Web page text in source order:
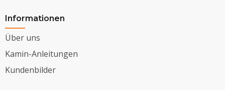
Informationen
Über uns
Kamin-Anleitungen
Kundenbilder